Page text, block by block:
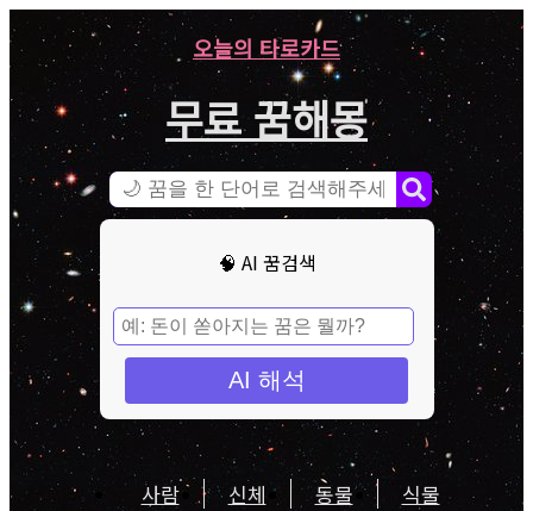
오늘의 타로카드
무료 꿈해몽
🧠 AI 꿈검색
AI 해석
사람 신체 동물 식물